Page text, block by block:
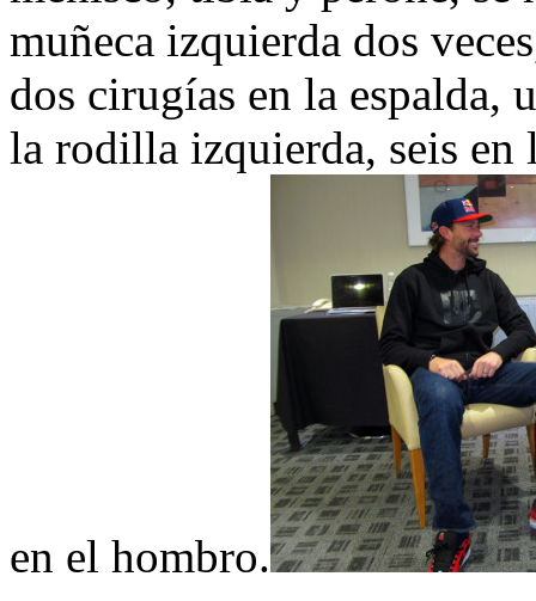
muñeca izquierda dos
dos cirugías en la espalda,
la rodilla izquierda, seis
en el hombro.